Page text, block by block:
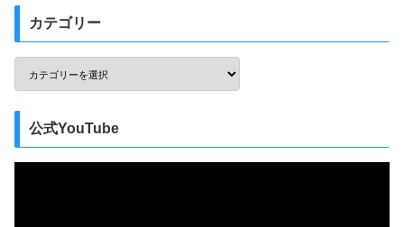
カテゴリー
公式YouTube